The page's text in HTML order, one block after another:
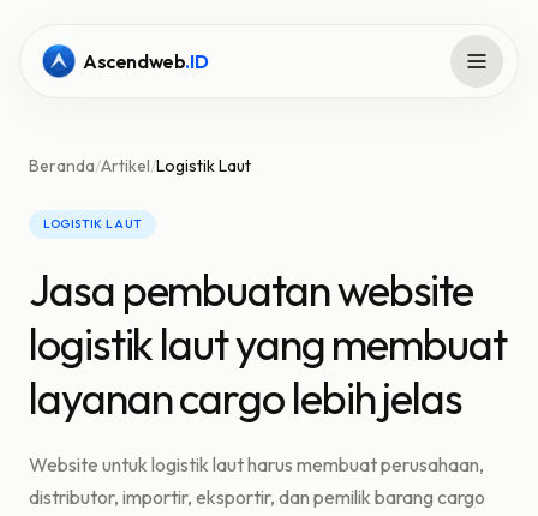
Ascendweb.ID
Beranda/Artikel/Logistik Laut
LOGISTIK LAUT
Jasa pembuatan website
logistik laut yang membuat
layanan cargo lebih jelas
Website untuk logistik laut harus membuat perusahaan,
distributor, importir, eksportir, dan pemilik barang cargo